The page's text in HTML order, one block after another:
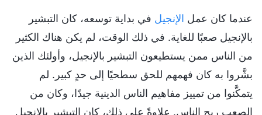
عندما كان عمل الإنجيل في بداية توسعه، كان التبشير
بالإنجيل صعبًا للغاية. في ذلك الوقت، لم يكن هناك الكثير
من الناس ممن يستطيعون التبشير بالإنجيل، وأولئك الذين
بشَّروا به كان فهمهم للحق سطحيًا إلى حدٍ كبير. لم
يتمكَّنوا من تمييز مفاهيم الناس الدينية جيدًا، وكان من
الصعب ربح الناس. علاوةً على ذلك، كان التبشير بالإنجيل